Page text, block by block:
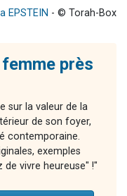
EPSTEIN - © Torah-Box
près
sur la valeur de la
de son foyer,
contemporaine.
exemples
de vivre heureuse" !"